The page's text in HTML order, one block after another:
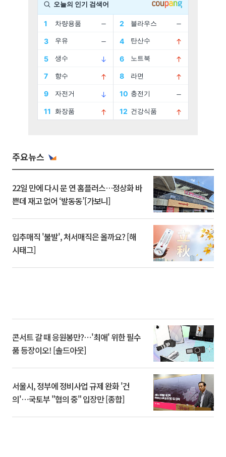
주요뉴스
22일 만에 다시 문 연 홈플러스…정상화 바
쁜데 재고 없어 ‘발동동’[가보니]
입추매직 '불발', 처서매직은 올까요? [해
시태그]
콘서트 갈 때 응원봉만?⋯'최애' 위한 필수
품 등장이오! [솔드아웃]
서울시, 정부에 정비사업 규제 완화 '건
의'⋯국토부 "협의 중" 입장만 [종합]